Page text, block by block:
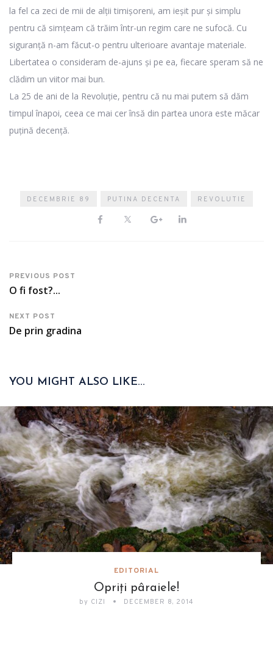
la fel ca zeci de mii de alții timișoreni, am ieșit pur și simplu
pentru că simțeam că trăim într-un regim care ne sufocă. Cu
siguranță n-am făcut-o pentru ulterioare avantaje materiale.
Libertatea o consideram de-ajuns și pe ea, fiecare speram să ne
clădim un viitor mai bun.
La 25 de ani de la Revoluție, pentru că nu mai putem să dăm
timpul înapoi, ceea ce mai cer însă din partea unora este măcar
puțină decență.
DECEMBRIE 89 PUTINA DECENTA REVOLUTIE
PREVIOUS POST
O fi fost?...
NEXT POST
De prin gradina
YOU MIGHT ALSO LIKE...
EDITORIAL
Opriți pâraiele!
by CIZI DECEMBER 8, 2014